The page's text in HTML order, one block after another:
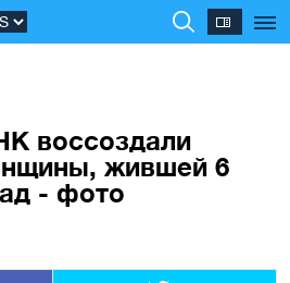
воссоздали
жившей 6
- фото